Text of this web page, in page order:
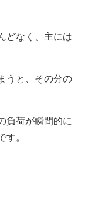
どなく、主には
うと、その分の
負荷が瞬間的に
す。